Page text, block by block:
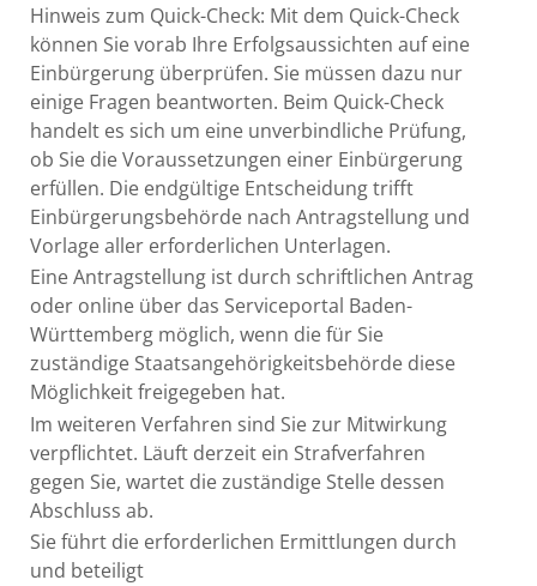
Hinweis zum Quick-Check: Mit dem Quick-Check
können Sie vorab Ihre Erfolgsaussichten auf eine
Einbürgerung überprüfen. Sie müssen dazu nur
einige Fragen beantworten. Beim Quick-Check
handelt es sich um eine unverbindliche Prüfung,
ob Sie die Voraussetzungen einer Einbürgerung
erfüllen. Die endgültige Entscheidung trifft
Einbürgerungsbehörde nach Antragstellung und
Vorlage aller erforderlichen Unterlagen.
Eine Antragstellung ist durch schriftlichen Antrag
oder online über das Serviceportal Baden-
Württemberg möglich, wenn die für Sie
zuständige Staatsangehörigkeitsbehörde diese
Möglichkeit freigegeben hat.
Im weiteren Verfahren sind Sie zur Mitwirkung
verpflichtet. Läuft derzeit ein Strafverfahren
gegen Sie, wartet die zuständige Stelle dessen
Abschluss ab.
Sie führt die erforderlichen Ermittlungen durch
und beteiligt